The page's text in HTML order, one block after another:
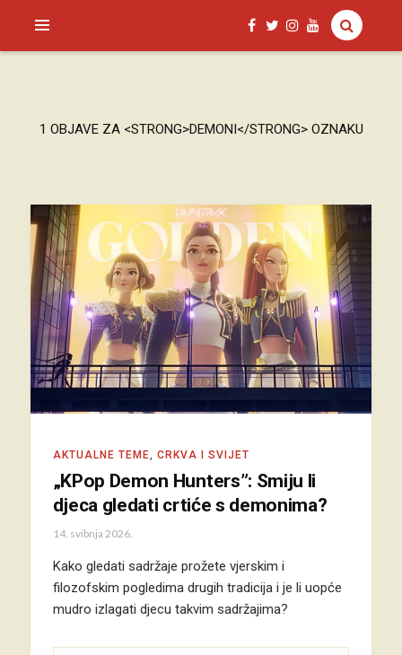
SAGUD.XYZ
1 OBJAVE ZA <STRONG>DEMONI</STRONG> OZNAKU
AKTUALNE TEME CRKVA I SVIJET
„KPop Demon Hunters”: Smiju li
djeca gledati crtiće s demonima?
14. svibnja 2026.
Kako gledati sadržaje prožete vjerskim i
filozofskim pogledima drugih tradicija i je li uopće
mudro izlagati djecu takvim sadržajima?